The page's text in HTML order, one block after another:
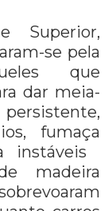
Superior,
se pela
que
dar meia-
fumaça
instáveis
madeira